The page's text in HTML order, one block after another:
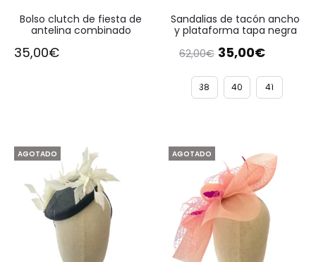
Bolso clutch de fiesta de
antelina combinado
35,00€
Sandalias de tacón ancho
y plataforma tapa negra
62,00€ El
original
era:
35,00€El
actual
es:
38 40 41
AGOTADO AGOTADO